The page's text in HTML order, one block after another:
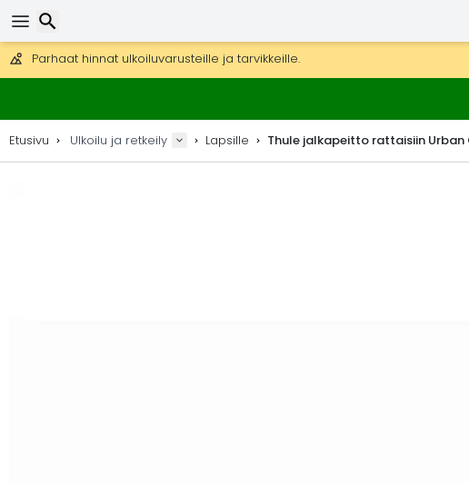
Mahdollisuus lähettää DHL Express -lähetyksenä (toimitus 24 tunnin kuluessa)
30 päivää palautukseen, 90 päivää puukarttoihin ja koristeisiin.
Parhaat hinnat ulkoiluvarusteille ja tarvikkeille.
Etusivu Ulkoilu ja retkeily Lapsille Thule jalkapeitto rattaisiin Urban